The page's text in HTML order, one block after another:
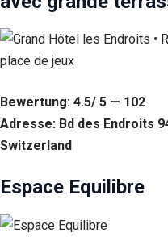
Bewertung: 4.5/ 5 — 102
Adresse: Bd des Endroits
Switzerland
Espace Equilibre